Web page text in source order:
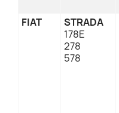
FIAT
STRADA
178E
278
578